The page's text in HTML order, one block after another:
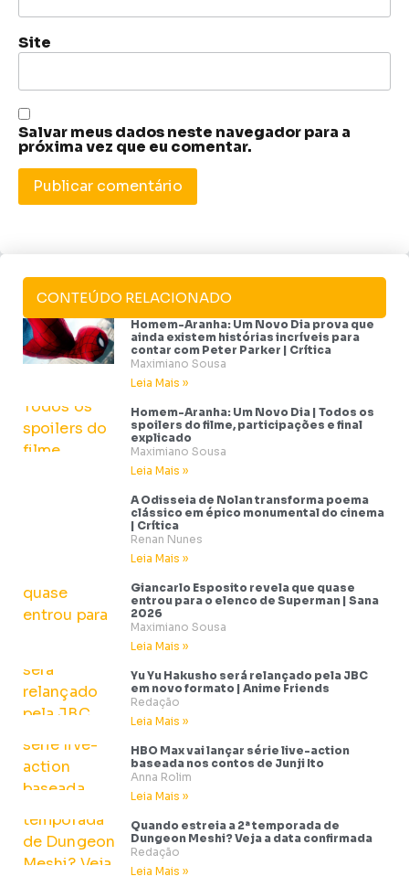
Site
Salvar meus dados neste navegador para a
próxima vez que eu comentar.
CONTEÚDO RELACIONADO
Homem-Aranha: Um Novo Dia prova que
ainda existem histórias incríveis para
contar com Peter Parker | Crítica
Maximiano Sousa
Leia Mais »
Homem-Aranha: Um Novo Dia | Todos os
spoilers do filme, participações e final
explicado
Maximiano Sousa
Leia Mais »
A Odisseia de Nolan transforma poema
clássico em épico monumental do cinema
| Crítica
Renan Nunes
Leia Mais »
Giancarlo Esposito revela que quase
entrou para o elenco de Superman | Sana
2026
Maximiano Sousa
Leia Mais »
Yu Yu Hakusho será relançado pela JBC
em novo formato | Anime Friends
Redação
Leia Mais »
HBO Max vai lançar série live-action
baseada nos contos de Junji Ito
Anna Rolim
Leia Mais »
Quando estreia a 2ª temporada de
Dungeon Meshi? Veja a data confirmada
Redação
Leia Mais »